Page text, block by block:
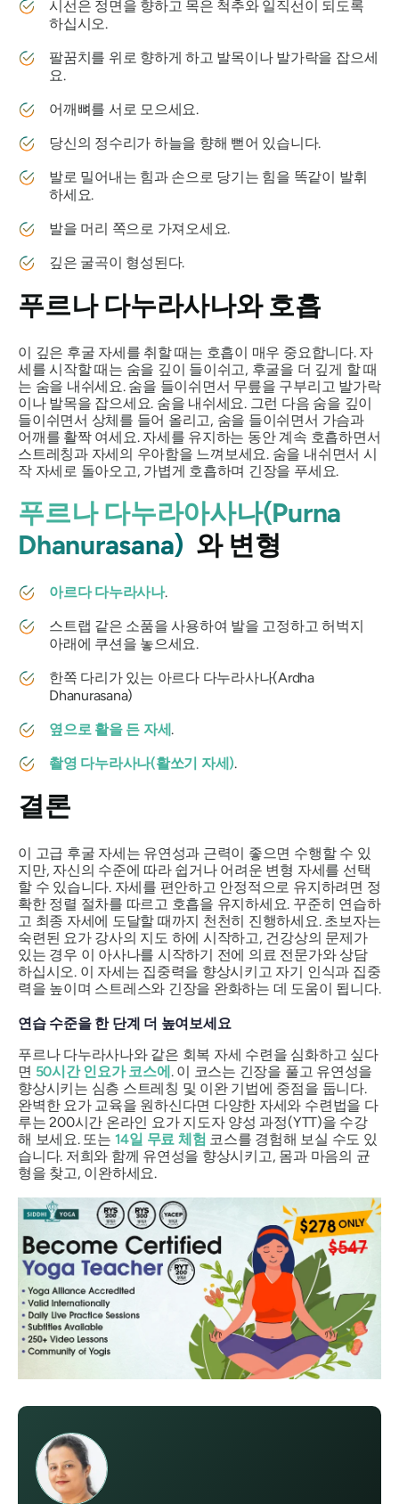
시선은 정면을 향하고 목은 척추와 일직선이 되도록
하십시오.
팔꿈치를 위로 향하게 하고 발목이나 발가락을 잡으세
요.
어깨뼈를 서로 모으세요.
당신의 정수리가 하늘을 향해 뻗어 있습니다.
발로 밀어내는 힘과 손으로 당기는 힘을 똑같이 발휘
하세요.
발을 머리 쪽으로 가져오세요.
깊은 굴곡이 형성된다.
푸르나 다누라사나와 호흡
이 깊은 후굴 자세를 취할 때는 호흡이 매우 중요합니다. 자
세를 시작할 때는 숨을 깊이 들이쉬고, 후굴을 더 깊게 할 때
는 숨을 내쉬세요. 숨을 들이쉬면서 무릎을 구부리고 발가락
이나 발목을 잡으세요. 숨을 내쉬세요. 그런 다음 숨을 깊이
들이쉬면서 상체를 들어 올리고, 숨을 들이쉬면서 가슴과
어깨를 활짝 여세요. 자세를 유지하는 동안 계속 호흡하면서
스트레칭과 자세의 우아함을 느껴보세요. 숨을 내쉬면서 시
작 자세로 돌아오고, 가볍게 호흡하며 긴장을 푸세요.
푸르나 다누라아사나(Purna
Dhanurasana) 와 변형
아르다 다누라사나.
스트랩 같은 소품을 사용하여 발을 고정하고 허벅지
아래에 쿠션을 놓으세요.
한쪽 다리가 있는 아르다 다누라사나(Ardha
Dhanurasana)
옆으로 활을 든 자세.
촬영 다누라사나(활쏘기 자세).
결론
이 고급 후굴 자세는 유연성과 근력이 좋으면 수행할 수 있
지만, 자신의 수준에 따라 쉽거나 어려운 변형 자세를 선택
할 수 있습니다. 자세를 편안하고 안정적으로 유지하려면 정
확한 정렬 절차를 따르고 호흡을 유지하세요. 꾸준히 연습하
고 최종 자세에 도달할 때까지 천천히 진행하세요. 초보자는
숙련된 요가 강사의 지도 하에 시작하고, 건강상의 문제가
있는 경우 이 아사나를 시작하기 전에 의료 전문가와 상담
하십시오. 이 자세는 집중력을 향상시키고 자기 인식과 집중
력을 높이며 스트레스와 긴장을 완화하는 데 도움이 됩니다.
연습 수준을 한 단계 더 높여보세요
푸르나 다누라사나와 같은 회복 자세 수련을 심화하고 싶다
면 50시간 인요가 코스에. 이 코스는 긴장을 풀고 유연성을
향상시키는 심층 스트레칭 및 이완 기법에 중점을 둡니다.
완벽한 요가 교육을 원하신다면 다양한 자세와 수련법을 다
루는 200시간 온라인 요가 지도자 양성 과정(YTT)을 수강
해 보세요. 또는 14일 무료 체험 코스를 경험해 보실 수도 있
습니다. 저희와 함께 유연성을 향상시키고, 몸과 마음의 균
형을 찾고, 이완하세요.